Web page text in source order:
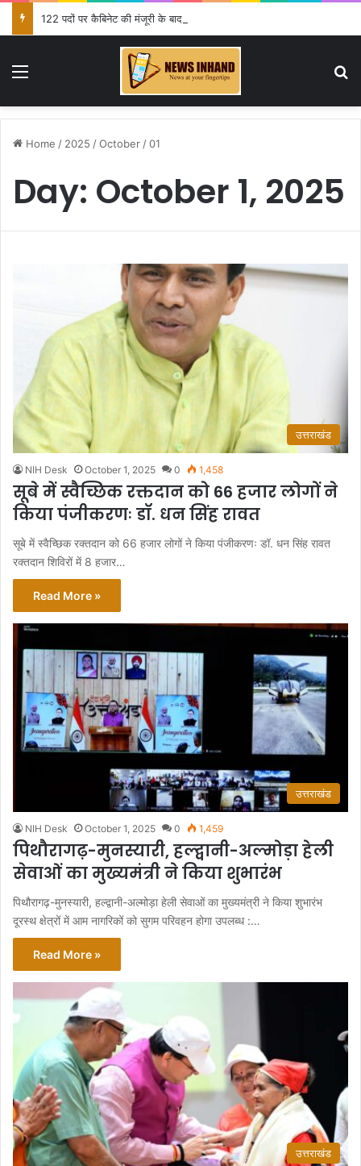
122 पदों पर कैबिनेट की मंजूरी के बाद खेल मंत्री ने दी जानकारी
Menu
Home / 2025 /October /01
Day: October 1, 2025
उत्तराखंड
NIH Desk October 1, 2025 0 1,458
सूबे में स्वैच्छिक रक्तदान को 66 हजार लोगों ने
किया पंजीकरणः डॉ. धन सिंह रावत
सूबे में स्वैच्छिक रक्तदान को 66 हजार लोगों ने किया पंजीकरणः डॉ. धन सिंह रावत
रक्तदान शिविरों में 8 हजार…
Read More »
उत्तराखंड
NIH Desk October 1, 2025 0 1,459
पिथौरागढ़-मुनस्यारी, हल्द्वानी-अल्मोड़ा हेली
सेवाओं का मुख्यमंत्री ने किया शुभारंभ
पिथौरागढ़-मुनस्यारी, हल्द्वानी-अल्मोड़ा हेली सेवाओं का मुख्यमंत्री ने किया शुभारंभ
दूरस्थ क्षेत्रों में आम नागरिकों को सुगम परिवहन होगा उपलब्ध :…
Read More »
उत्तराखंड